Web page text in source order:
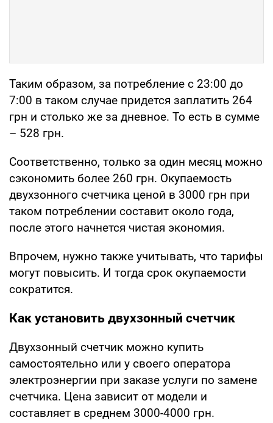
Таким образом, за потребление с 23:00 до
7:00 в таком случае придется заплатить 264
грн и столько же за дневное. То есть в сумме
– 528 грн.
Соответственно, только за один месяц можно
сэкономить более 260 грн. Окупаемость
двухзонного счетчика ценой в 3000 грн при
таком потреблении составит около года,
после этого начнется чистая экономия.
Впрочем, нужно также учитывать, что тарифы
могут повысить. И тогда срок окупаемости
сократится.
Как установить двухзонный счетчик
Двухзонный счетчик можно купить
самостоятельно или у своего оператора
электроэнергии при заказе услуги по замене
счетчика. Цена зависит от модели и
составляет в среднем 3000-4000 грн.